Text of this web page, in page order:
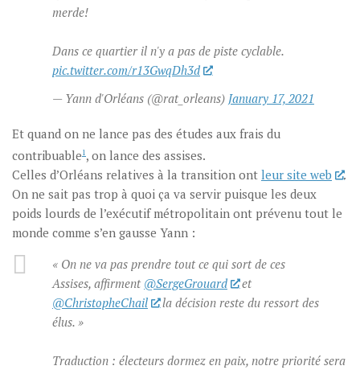
merde!
Dans ce quartier il n'y a pas de piste cyclable.
pic.twitter.com/r13GwqDh3d
— Yann d'Orléans (@rat_orleans) January 17, 2021
Et quand on ne lance pas des études aux frais du
contribuable1, on lance des assises.
Celles d’Orléans relatives à la transition ont leur site web
.
On ne sait pas trop à quoi ça va servir puisque les deux
poids lourds de l’exécutif métropolitain ont prévenu tout le
monde comme s’en gausse Yann :
« On ne va pas prendre tout ce qui sort de ces
Assises, affirment @SergeGrouard
et
@ChristopheChail
la décision reste du ressort des
élus. »
Traduction : électeurs dormez en paix, notre priorité sera